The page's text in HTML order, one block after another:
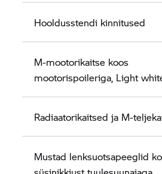
Hooldusstendi kinnitused
M-mootorikaitse koos
mootorispoileriga, Light
Radiaatorikaitsed ja M-
Mustad lenksuotsapeeglid